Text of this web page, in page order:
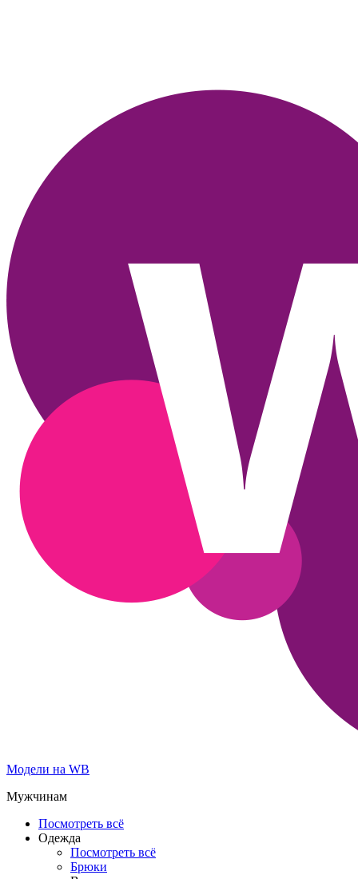
Модели на WB
Мужчинам
Посмотреть всё
Одежда
Посмотреть всё
Брюки